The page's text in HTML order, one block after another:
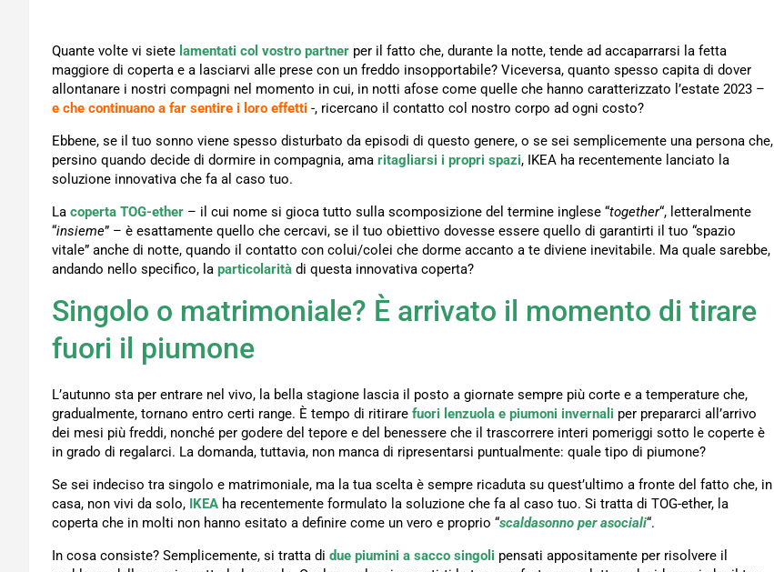
Quante volte vi siete lamentati col vostro partner per il fatto che, durante la notte, tende ad accaparrarsi la fetta
maggiore di coperta e a lasciarvi alle prese con un freddo insopportabile? Viceversa, quanto spesso capita di dover
allontanare i nostri compagni nel momento in cui, in notti afose come quelle che hanno caratterizzato l’estate 2023 –
e che continuano a far sentire i loro effetti -, ricercano il contatto col nostro corpo ad ogni costo?
Ebbene, se il tuo sonno viene spesso disturbato da episodi di questo genere, o se sei semplicemente una persona che,
persino quando decide di dormire in compagnia, ama ritagliarsi i propri spazi, IKEA ha recentemente lanciato la
soluzione innovativa che fa al caso tuo.
La coperta TOG-ether – il cui nome si gioca tutto sulla scomposizione del termine inglese “together“, letteralmente
“insieme” – è esattamente quello che cercavi, se il tuo obiettivo dovesse essere quello di garantirti il tuo “spazio
vitale” anche di notte, quando il contatto con colui/colei che dorme accanto a te diviene inevitabile. Ma quale sarebbe,
andando nello specifico, la particolarità di questa innovativa coperta?
Singolo o matrimoniale? È arrivato il momento di tirare
fuori il piumone
L’autunno sta per entrare nel vivo, la bella stagione lascia il posto a giornate sempre più corte e a temperature che,
gradualmente, tornano entro certi range. È tempo di ritirare fuori lenzuola e piumoni invernali per prepararci all’arrivo
dei mesi più freddi, nonché per godere del tepore e del benessere che il trascorrere interi pomeriggi sotto le coperte è
in grado di regalarci. La domanda, tuttavia, non manca di ripresentarsi puntualmente: quale tipo di piumone?
Se sei indeciso tra singolo e matrimoniale, ma la tua scelta è sempre ricaduta su quest’ultimo a fronte del fatto che, in
casa, non vivi da solo, IKEA ha recentemente formulato la soluzione che fa al caso tuo. Si tratta di TOG-ether, la
coperta che in molti non hanno esitato a definire come un vero e proprio “scaldasonno per asociali“.
In cosa consiste? Semplicemente, si tratta di due piumini a sacco singoli pensati appositamente per risolvere il